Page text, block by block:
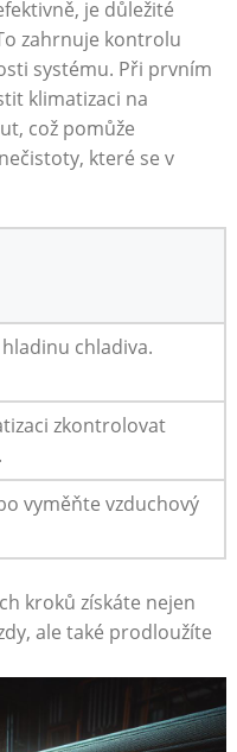
je důležité
zahrnuje‌ kontrolu
systému. ⁢Při ⁤prvním
klimatizaci ⁤na
což pomůže
které se v
chladiva.
zkontrolovat
vyměňte‍ vzduchový
kroků získáte⁣ nejen
​ale také prodloužíte